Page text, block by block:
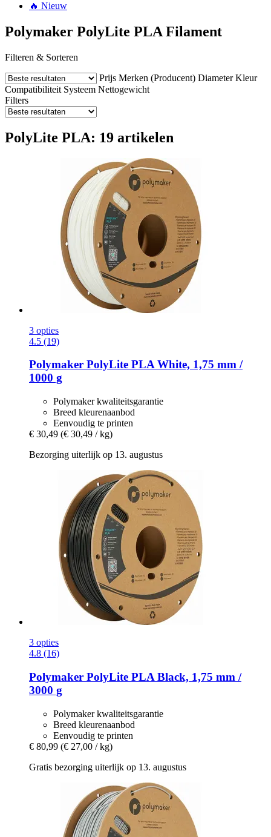
🔥 Nieuw
Polymaker PolyLite PLA Filament
Filteren & Sorteren
Prijs Merken (Producent) Diameter Kleur
Compatibiliteit Systeem Nettogewicht
Filters
PolyLite PLA: 19 artikelen
3 opties
4.5 (19)
Polymaker PolyLite PLA White, 1,75 mm /
1000 g
Polymaker kwaliteitsgarantie
Breed kleurenaanbod
Eenvoudig te printen
€ 30,49 (€ 30,49 / kg)
Bezorging uiterlijk op 13. augustus
3 opties
4.8 (16)
Polymaker PolyLite PLA Black, 1,75 mm /
3000 g
Polymaker kwaliteitsgarantie
Breed kleurenaanbod
Eenvoudig te printen
€ 80,99 (€ 27,00 / kg)
Gratis bezorging uiterlijk op 13. augustus